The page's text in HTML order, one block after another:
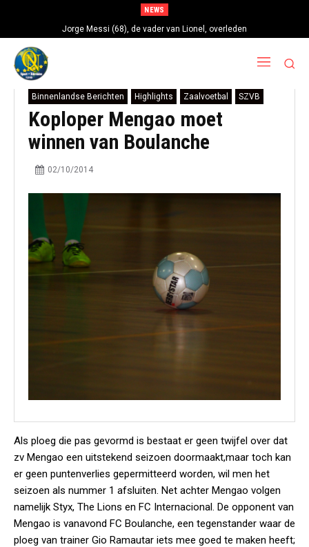
NEWS
Jorge Messi (68), de vader van Lionel, overleden
Binnenlandse Berichten Highlights Zaalvoetbal SZVB
Koploper Mengao moet
winnen van Boulanche
02/10/2014
Als ploeg die pas gevormd is bestaat er geen twijfel over dat
zv Mengao een uitstekend seizoen doormaakt,maar toch kan
er geen puntenverlies gepermitteerd worden, wil men het
seizoen als nummer 1 afsluiten. Net achter Mengao volgen
namelijk Styx, The Lions en FC Internacional. De opponent van
Mengao is vanavond FC Boulanche, een tegenstander waar de
ploeg van trainer Gio Ramautar iets mee goed te maken heeft;